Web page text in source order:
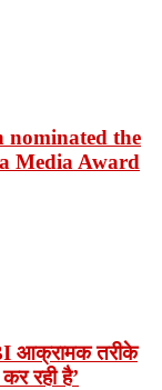
nominated the
Media Award
आक्रामक तरीके
रही है’